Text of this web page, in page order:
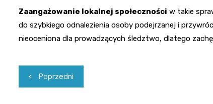
Zaangażowanie lokalnej społeczności w takie
do szybkiego odnalezienia osoby podejrzanej i
nieoceniona dla prowadzących śledztwo, dlatego
Nawigacja
wpisu
Poprzedni